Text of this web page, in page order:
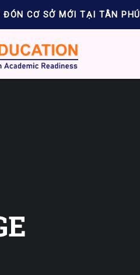
ĐÓN CƠ SỞ MỚI TẠI TÂN PHÚ